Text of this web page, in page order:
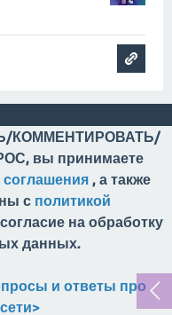
КОММЕНТИРОВАТЬ/
вы принимаете
соглашения, а также
с политикой
на обработку
данных.
и ответы про